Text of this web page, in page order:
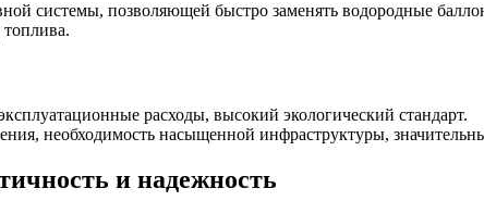
системы, позволяющей быстро заменять водородные
расходы, высокий экологический стандарт.
необходимость насыщенной инфраструктуры,
и надежность